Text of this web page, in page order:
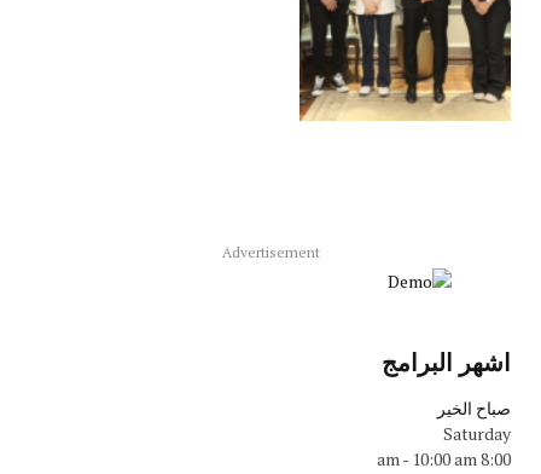
Advertisement
اشهر البرامج
صباح الخير
Saturday
8:00 am
- 10:00 am